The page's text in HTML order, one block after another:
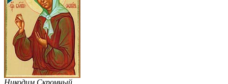
Никодим Скромный